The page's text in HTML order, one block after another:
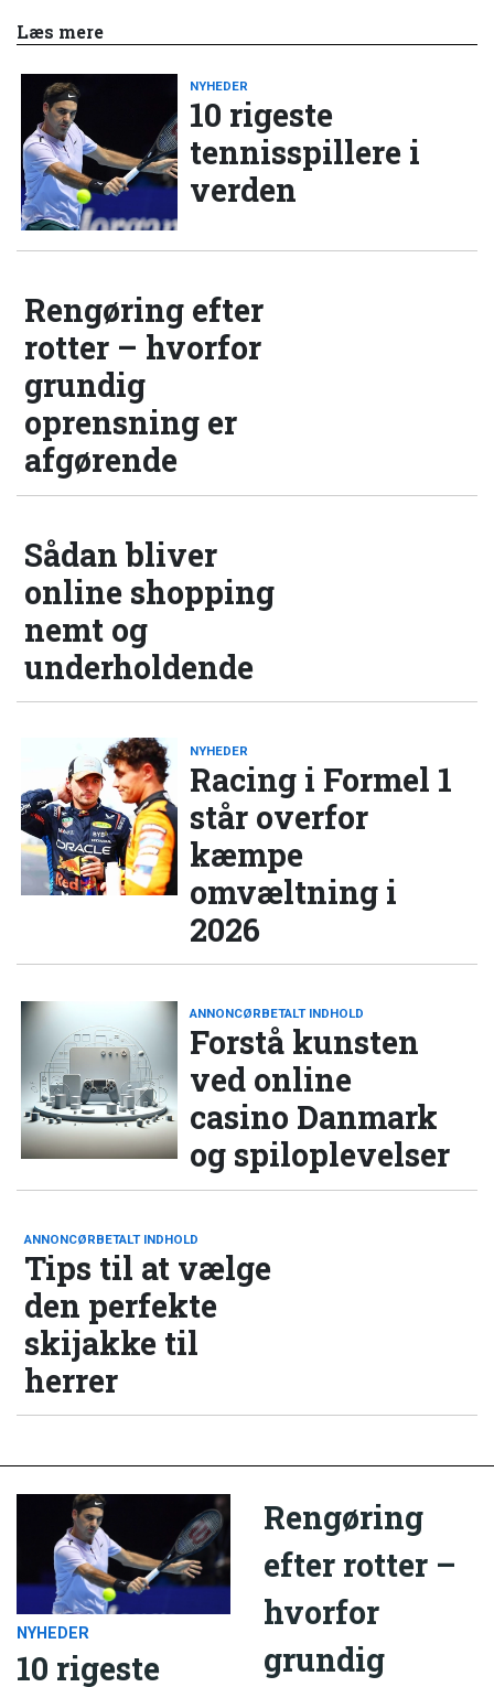
Læs mere
NYHEDER
10 rigeste
tennisspillere i
verden
Rengøring efter
rotter – hvorfor
grundig
oprensning er
afgørende
Sådan bliver
online shopping
nemt og
underholdende
NYHEDER
Racing i Formel 1
står overfor
kæmpe
omvæltning i
2026
ANNONCØRBETALT INDHOLD
Forstå kunsten
ved online
casino Danmark
og spiloplevelser
ANNONCØRBETALT INDHOLD
Tips til at vælge
den perfekte
skijakke til
herrer
NYHEDER
10 rigeste
Rengøring
efter rotter –
hvorfor
grundig